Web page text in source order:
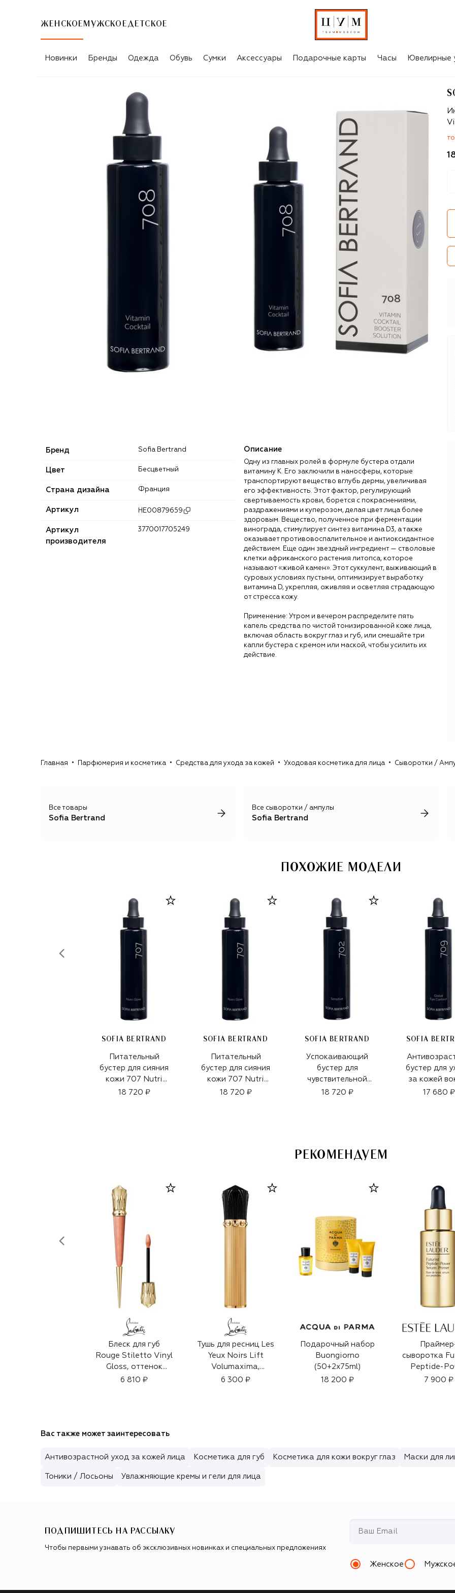
ЖЕНСКОЕ МУЖСКОЕ ДЕТСКОЕ
Новинки Бренды Одежда Обувь Сумки Аксессуары Подарочные карты Часы Ювелирные
Бренд Sofia Bertrand
Цвет Бесцветный
Страна дизайна Франция
Артикул HE00879659
Артикул
производителя
3770017705249
Описание
Одну из главных ролей в формуле бустера отдали
витамину К. Его заключили в наносферы, которые
транспортируют вещество вглубь дермы, увеличивая
его эффективность. Этот фактор, регулирующий
свертываемость крови, борется с покраснениями,
раздражениями и куперозом, делая цвет лица более
здоровым. Вещество, полученное при ферментации
винограда, стимулирует синтез витамина D3, а также
оказывает противовоспалительное и антиоксидантное
действием. Еще один звездный ингредиент — стволовые
клетки африканского растения литопса, которое
называют «живой камен». Этот суккулент, выживающий в
суровых условиях пустыни, оптимизирует выработку
витамина D, укрепляя, оживляя и осветляя страдающую
от стресса кожу.
Применение: Утром и вечером распределите пять
капель средства по чистой тонизированной коже лица,
включая область вокруг глаз и губ, или смешайте три
капли бустера с кремом или маской, чтобы усилить их
действие.
Главная Парфюмерия и косметика Средства для ухода за кожей Уходовая косметика для лица Сыворотки /
Все товары
Sofia Bertrand
Все сыворотки / ампулы
Sofia Bertrand
ПОХОЖИЕ МОДЕЛИ
SOFIA BERTRAND
Питательный
бустер для сияния
кожи 707 Nutri
Glow Booster
18 720 ₽
SOFIA BERTRAND
Питательный
бустер для сияния
кожи 707 Nutri
Glow Booster
18 720 ₽
SOFIA BERTRAND
Успокаивающий
бустер для
чувствительной
кожи 702 Sensitive
18 720 ₽
SOFIA
бустер для
за кожей
глаз 70917 680 ₽
РЕКОМЕНДУЕМ
Блеск для губ
Rouge Stiletto Vinyl
Gloss, оттенок
Copper Fever 352V
6 810 ₽
Тушь для ресниц Les
Yeux Noirs Lift
Volumaxima,
оттенок черный
6 300 ₽
Подарочный набор
Buongiorno
(50+2x75ml)
18 200 ₽
сыворотка
Peptide-
Serum Primer
7 900 ₽
Вас также может заинтересовать
Антивозрастной уход за кожей лица Косметика для губ Косметика для кожи вокруг глаз Маски для
Тоники / Лосьоны Увлажняющие кремы и гели для лица
ПОДПИШИТЕСЬ НА РАССЫЛКУ
Чтобы первыми узнавать об эксклюзивных новинках и специальных предложениях
Женское